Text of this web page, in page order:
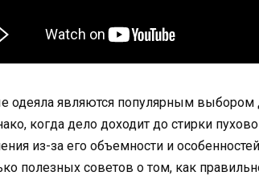
одеяла являются популярным выбором
когда дело доходит до стирки
из-за его объемности и
полезных советов о том, как